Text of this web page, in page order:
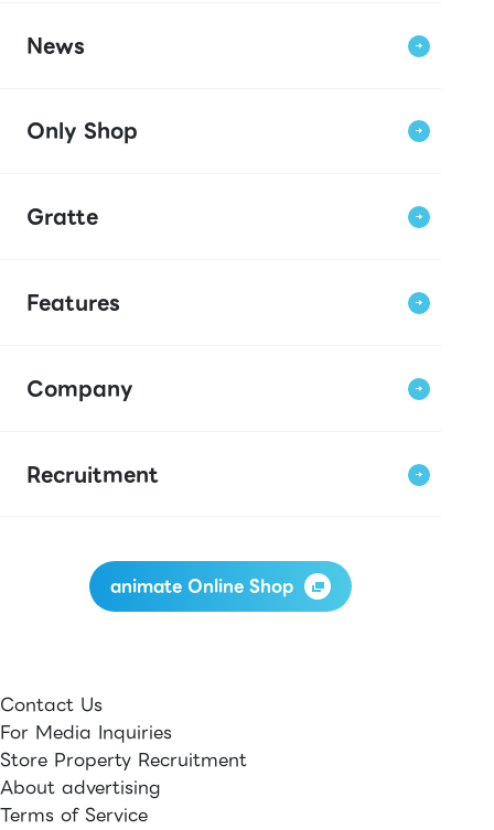
News
Only Shop
Gratte
Features
Company
Recruitment
animate Online Shop
Contact Us
For Media Inquiries
Store Property Recruitment
About advertising
Terms of Service